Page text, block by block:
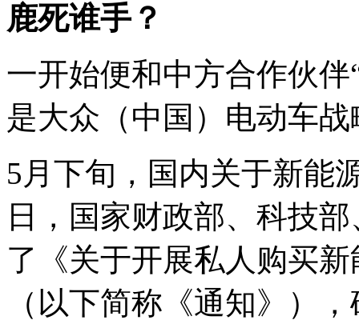
鹿死谁手？
一开始便和中方合作伙
是大众（中国）电动车
5月下旬，国内关于新能
日，国家财政部、科技
了《关于开展私人购买
（以下简称《通知》）